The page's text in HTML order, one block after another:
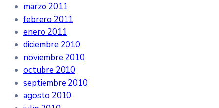
marzo 2011
febrero 2011
enero 2011
diciembre 2010
noviembre 2010
octubre 2010
septiembre 2010
agosto 2010